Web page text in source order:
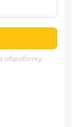
обработку